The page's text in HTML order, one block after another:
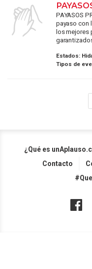
PAYASOS
payaso con
los mejores
Estados:
Tipos de
¿Qué es
Contacto